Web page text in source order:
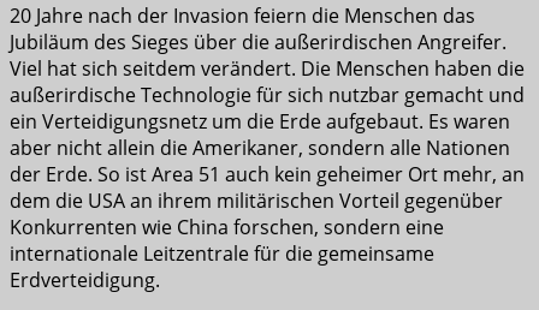
20 Jahre nach der Invasion feiern die Menschen das
Jubiläum des Sieges über die außerirdischen Angreifer.
Viel hat sich seitdem verändert. Die Menschen haben die
außerirdische Technologie für sich nutzbar gemacht und
ein Verteidigungsnetz um die Erde aufgebaut. Es waren
aber nicht allein die Amerikaner, sondern alle Nationen
der Erde. So ist Area 51 auch kein geheimer Ort mehr, an
dem die USA an ihrem militärischen Vorteil gegenüber
Konkurrenten wie China forschen, sondern eine
internationale Leitzentrale für die gemeinsame
Erdverteidigung.